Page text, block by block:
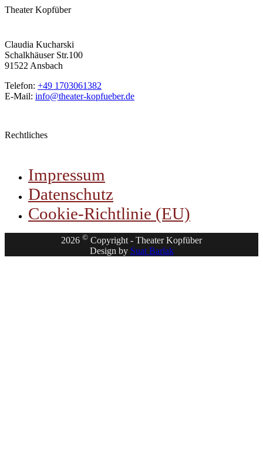
Theater Kopfüber
Claudia Kucharski
Schalkhäuser Str.100
91522 Ansbach
Telefon: +49 1703061382
E-Mail: info@theater-kopfueber.de
Rechtliches
Impressum
Datenschutz
Cookie-Richtlinie (EU)
2026 © Copyright - Theater Kopfüber
Design by Suat Barlak